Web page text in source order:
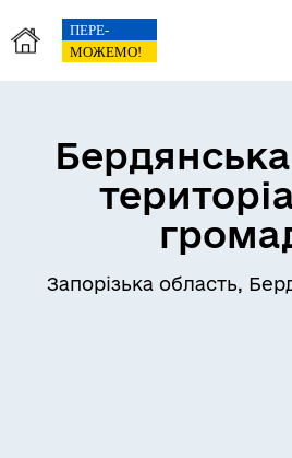
Запорізька область,